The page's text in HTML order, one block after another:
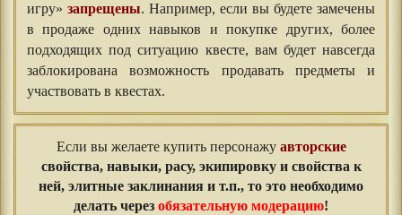
игру» запрещены. Например, если вы будете замечены
в продаже одних навыков и покупке других, более
подходящих под ситуацию квесте, вам будет навсегда
заблокирована возможность продавать предметы и
участвовать в квестах.
Если вы желаете купить персонажу авторские
свойства, навыки, расу, экипировку и свойства к
ней, элитные заклинания и т.п., то это необходимо
делать через обязательную модерацию!